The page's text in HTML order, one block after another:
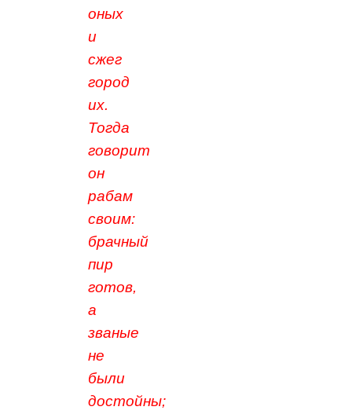
оных
и
сжег
город
их.
Тогда
говорит
он
рабам
своим:
брачный
пир
готов,
а
званые
не
были
достойны;